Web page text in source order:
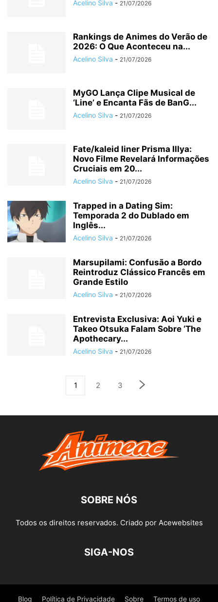
Acelino Silva - 21/07/2026
Rankings de Animes do Verão de
2026: O Que Aconteceu na...
Acelino Silva - 21/07/2026
MyGO Lança Clipe Musical de
‘Line’ e Encanta Fãs de BanG...
Acelino Silva - 21/07/2026
Fate/kaleid liner Prisma Illya:
Novo Filme Revelará Informações
Cruciais em 20...
Acelino Silva - 21/07/2026
Trapped in a Dating Sim:
Temporada 2 do Dublado em
Inglês...
Acelino Silva - 21/07/2026
Marsupilami: Confusão a Bordo
Reintroduz Clássico Francês em
Grande Estilo
Acelino Silva - 21/07/2026
Entrevista Exclusiva: Aoi Yuki e
Takeo Otsuka Falam Sobre ‘The
Apothecary...
Acelino Silva - 21/07/2026
1 2 3
SOBRE NÓS
Todos os direitos reservados. Criado por Acewebsites
SIGA-NOS
Blog Política de Privacidade Sobre Termos de uso